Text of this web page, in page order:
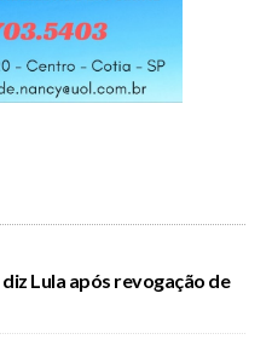
Lula após revogação de